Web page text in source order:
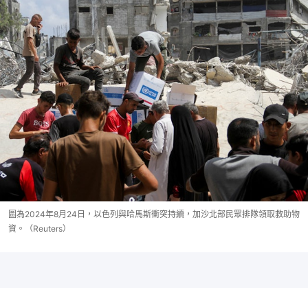
圖為2024年8月24日，以色列與哈馬斯衝突持續，加沙北部民眾排隊領取救助物
資。（Reuters）